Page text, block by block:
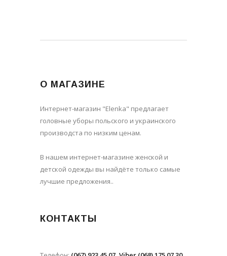
О МАГАЗИНЕ
Интернет-магазин "Elenka" предлагает
головные уборы польского и украинского
производста по низким ценам.
В нашем интернет-магазине женской и
детской одежды вы найдёте только самые
лучшие предложения..
КОНТАКТЫ